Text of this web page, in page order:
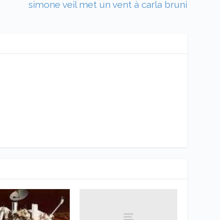
simone veil met un vent à carla bruni